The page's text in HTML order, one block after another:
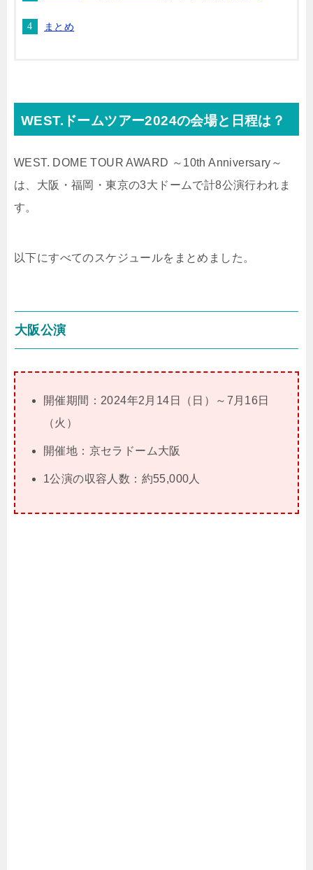
まとめ
WEST.ドームツアー2024の会場と日程は？
WEST. DOME TOUR AWARD ～10th Anniversary～
は、大阪・福岡・東京の3大ドームで計8公演行われま
す。
以下にすべてのスケジュールをまとめました。
大阪公演
開催期間：2024年2月14日（日）～7月16日
（火）
開催地：京セラドーム大阪
1公演の収容人数：約55,000人